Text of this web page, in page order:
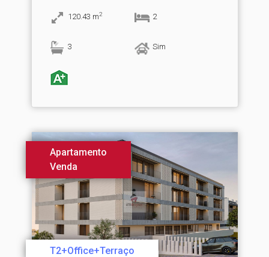
120.43 m2 2
3 Sim
Apartamento
Venda
T2+Office+Terraço